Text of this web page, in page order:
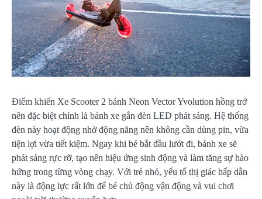
Điểm khiến Xe Scooter 2 bánh Neon Vector Yvolution hồng trở
nên đặc biệt chính là bánh xe gắn đèn LED phát sáng. Hệ thống
đèn này hoạt động nhờ động năng nên không cần dùng pin, vừa
tiện lợi vừa tiết kiệm. Ngay khi bé bắt đầu lướt đi, bánh xe sẽ
phát sáng rực rỡ, tạo nên hiệu ứng sinh động và làm tăng sự hào
hứng trong từng vòng chạy. Với trẻ nhỏ, yếu tố thị giác hấp dẫn
này là động lực rất lớn để bé chủ động vận động và vui chơi